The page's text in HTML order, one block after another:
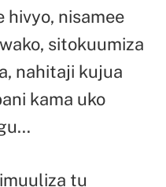
hivyo, nisamee
sitokuumiza
nahitaji kujua
kama uko
tu